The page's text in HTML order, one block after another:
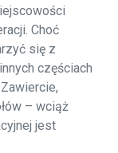
Choć
się z
częściach
– wciąż
jest